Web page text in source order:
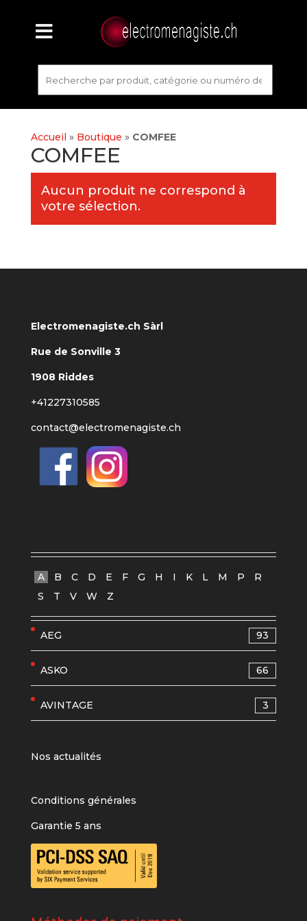
Accueil » Boutique » COMFEE
COMFEE
Aucun produit ne correspond à
votre sélection.
Electromenagiste.ch Sàrl
Rue de Sonville 3
1908 Riddes
+41227310585
contact@electromenagiste.ch
A B C D E F G H I K L M P
R
S
T V W Z
AEG 93
ASKO 66
AVINTAGE 3
Nos actualités
Conditions générales
Garantie 5 ans